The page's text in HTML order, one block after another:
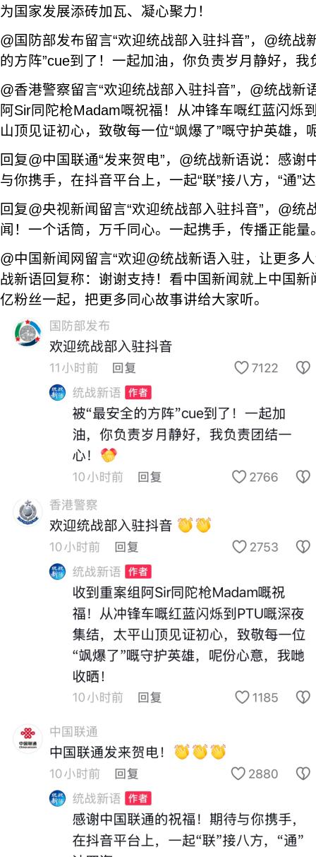
为国家发展添砖加瓦、凝心聚力！
@国防部发布留言“欢迎统战部入驻抖音”，@统战
的方阵”cue到了！一起加油，你负责岁月静好，我
@香港警察留言“欢迎统战部入驻抖音”，@统战新
阿Sir同陀枪Madam嘅祝福！从冲锋车嘅红蓝闪烁
山顶见证初心，致敬每一位“飒爆了”嘅守护英雄，
回复@中国联通“发来贺电”，@统战新语说：感谢
与你携手，在抖音平台上，一起“联”接八方，“通”
回复@央视新闻留言“欢迎统战部入驻抖音”，@统
闻！一个话筒，万千同心。一起携手，传播正能量
@中国新闻网留言“欢迎@统战新语入驻，让更多
战新语回复称：谢谢支持！看中国新闻就上中国
亿粉丝一起，把更多同心故事讲给大家听。